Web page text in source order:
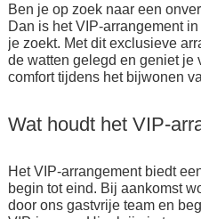
Ben je op zoek naar een
Dan is het VIP-arrangement
je zoekt. Met dit exclusieve
de watten gelegd en geniet je
comfort tijdens het bijwonen
Wat houdt het VIP-
Het VIP-arrangement biedt
begin tot eind. Bij aankomst
door ons gastvrije team en